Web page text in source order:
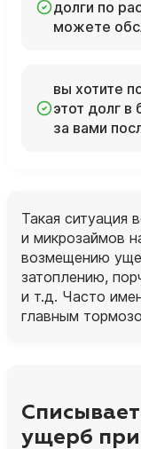
долги по
можете
вы хотите
этот долг в
за вами
Такая ситуация
и микрозаймов
возмещению
затоплению,
и т.д. Часто
главным
ущерб при